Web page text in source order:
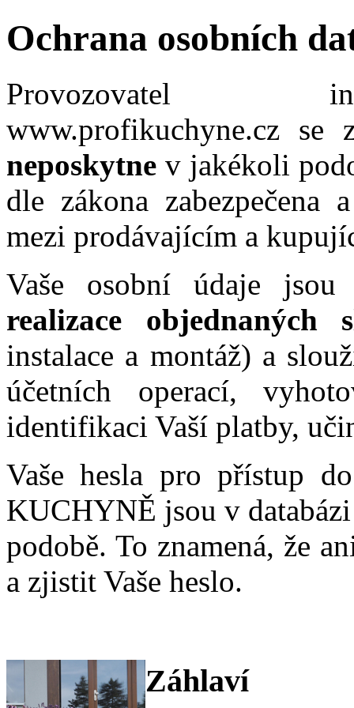
Ochrana osobních
Provozovatel
www.profikuchyne.cz se
neposkytne v jakékoli
dle zákona zabezpečena
mezi prodávajícím a
Vaše osobní údaje
realizace objednaných
instalace a montáž) a
účetních operací,
identifikaci Vaší platby,
Vaše hesla pro přístup
KUCHYNĚ jsou v
podobě. To znamená, že
a zjistit Vaše heslo.
Záhlaví